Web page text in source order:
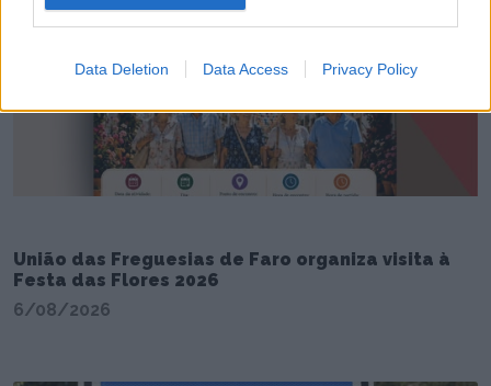
Data Deletion Data Access Privacy Policy
União das Freguesias de Faro organiza visita à
Festa das Flores 2026
6/08/2026